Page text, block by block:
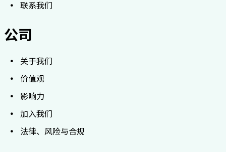
联系我们
公司
关于我们
价值观
影响力
加入我们
法律、风险与合规